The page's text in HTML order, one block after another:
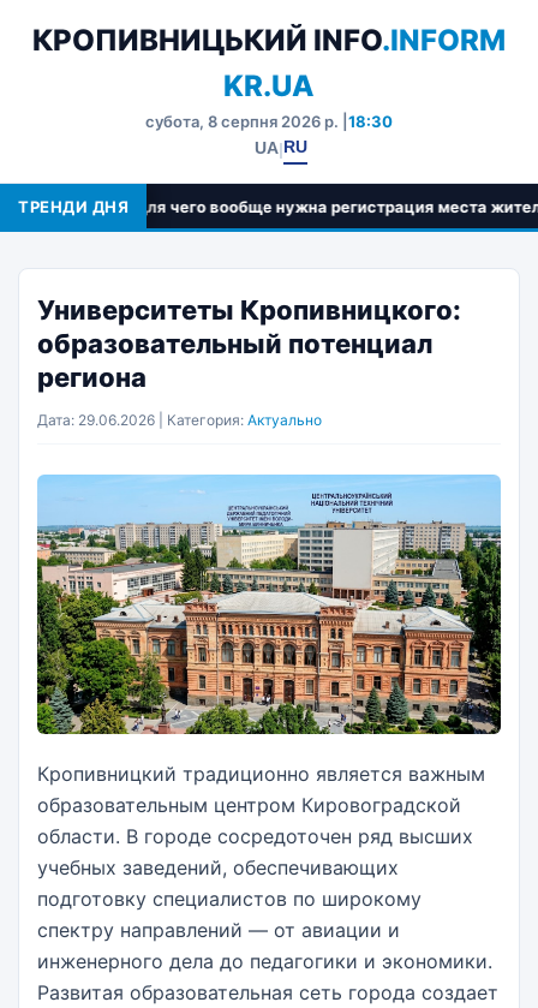
КРОПИВНИЦЬКИЙ INFO.INFORM
KR.UA
субота, 8 серпня 2026 р. | 18:30
UA|RU
ТРЕНДИ ДНЯ
Для чего вообще нужна регистрация места жительства
Университеты Кропивницкого:
образовательный потенциал
региона
Дата: 29.06.2026 | Категория: Актуально
Кропивницкий традиционно является важным
образовательным центром Кировоградской
области. В городе сосредоточен ряд высших
учебных заведений, обеспечивающих
подготовку специалистов по широкому
спектру направлений — от авиации и
инженерного дела до педагогики и экономики.
Развитая образовательная сеть города создает